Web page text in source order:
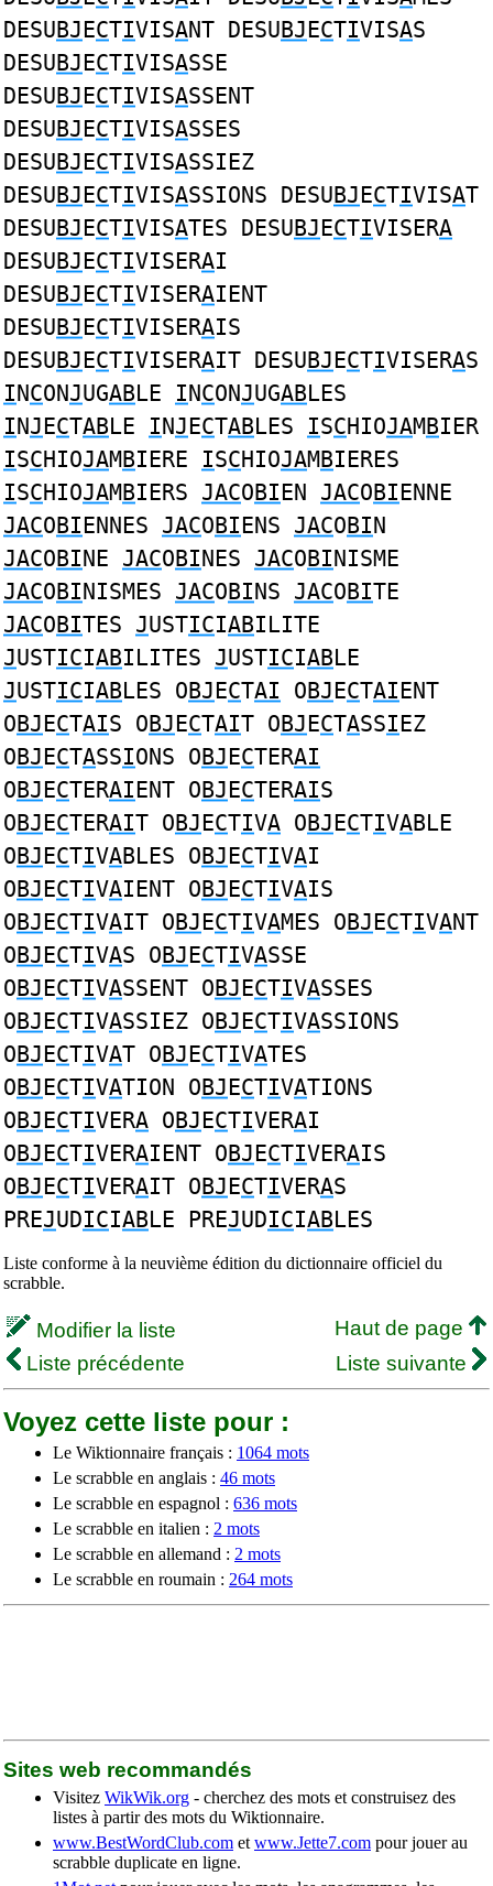
DESUBJECTIVISANT DESUBJECTIVISAS
DESUBJECTIVISASSE
DESUBJECTIVISASSENT
DESUBJECTIVISASSES
DESUBJECTIVISASSIEZ
DESUBJECTIVISASSIONS DESUBJECTIVISAT
DESUBJECTIVISATES DESUBJECTIVISERA
DESUBJECTIVISERAI
DESUBJECTIVISERAIENT
DESUBJECTIVISERAIS
DESUBJECTIVISERAIT DESUBJECTIVISERAS
INCONJUGABLE INCONJUGABLES
INJECTABLE INJECTABLES ISCHIOJAMBIER
ISCHIOJAMBIERE ISCHIOJAMBIERES
ISCHIOJAMBIERS JACOBIEN JACOBIENNE
JACOBIENNES JACOBIENS JACOBIN
JACOBINE JACOBINES JACOBINISME
JACOBINISMES JACOBINS JACOBITE
JACOBITES JUSTICIABILITE
JUSTICIABILITES JUSTICIABLE
JUSTICIABLES OBJECTAI OBJECTAIENT
OBJECTAIS OBJECTAIT OBJECTASSIEZ
OBJECTASSIONS OBJECTERAI
OBJECTERAIENT OBJECTERAIS
OBJECTERAIT OBJECTIVA OBJECTIVABLE
OBJECTIVABLES OBJECTIVAI
OBJECTIVAIENT OBJECTIVAIS
OBJECTIVAIT OBJECTIVAMES OBJECTIVANT
OBJECTIVAS OBJECTIVASSE
OBJECTIVASSENT OBJECTIVASSES
OBJECTIVASSIEZ OBJECTIVASSIONS
OBJECTIVAT OBJECTIVATES
OBJECTIVATION OBJECTIVATIONS
OBJECTIVERA OBJECTIVERAI
OBJECTIVERAIENT OBJECTIVERAIS
OBJECTIVERAIT OBJECTIVERAS
PREJUDICIABLE PREJUDICIABLES
Liste conforme à la neuvième édition du dictionnaire officiel du
scrabble.
Modifier la liste
Haut de page
Liste précédente
Liste suivante
Voyez cette liste pour :
Le Wiktionnaire français : 1064 mots
Le scrabble en anglais : 46 mots
Le scrabble en espagnol : 636 mots
Le scrabble en italien : 2 mots
Le scrabble en allemand : 2 mots
Le scrabble en roumain : 264 mots
Sites web recommandés
Visitez WikWik.org - cherchez des mots et construisez des
listes à partir des mots du Wiktionnaire.
www.BestWordClub.com et www.Jette7.com pour jouer au
scrabble duplicate en ligne.